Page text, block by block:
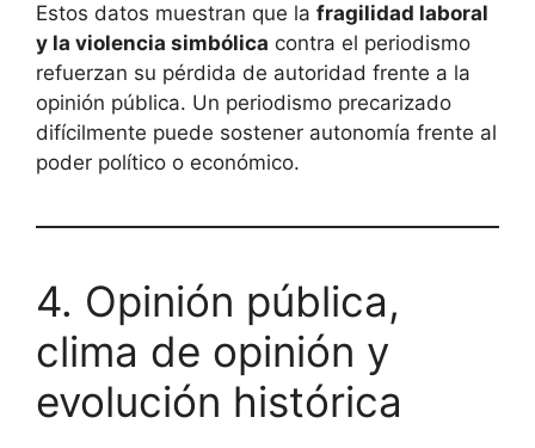
Estos datos muestran que la fragilidad laboral
y la violencia simbólica contra el periodismo
refuerzan su pérdida de autoridad frente a la
opinión pública. Un periodismo precarizado
difícilmente puede sostener autonomía frente al
poder político o económico.
4. Opinión pública,
clima de opinión y
evolución histórica